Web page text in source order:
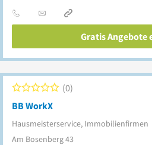
Gratis Angebote
BB WorkX
Hausmeisterservice, Immobilienfirmen
0
Am Bosenberg 43